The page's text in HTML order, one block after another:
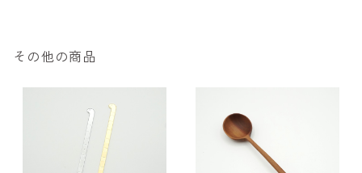
その他の商品